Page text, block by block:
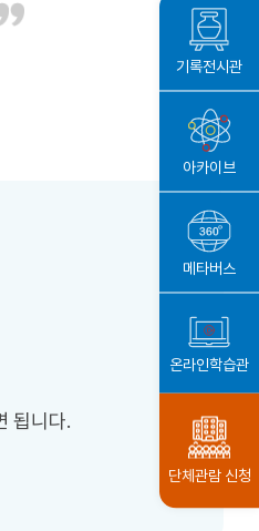
기록전시관
아카이브
메타버스
온라인학습관
단체관람 신청
됩니다.